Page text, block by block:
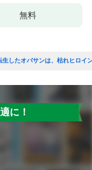
無料
生したオバサンは、枯れヒロイ
に！